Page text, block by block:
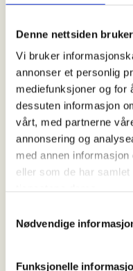
Denne nettsiden
Vi bruker
annonser et personlig
mediefunksjoner og for
dessuten informasjon
vårt, med partnerne
annonsering og
med annen
eller som de har
Nødvendige
Funksjonelle
Bærum JFF
Kontaktperson
https://
Lindelien i Flå
Det vil være en